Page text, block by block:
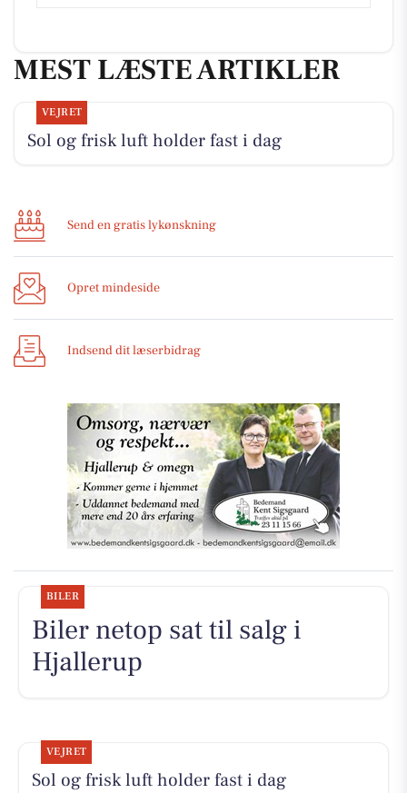
MEST LÆSTE ARTIKLER
VEJRET
Sol og frisk luft holder fast i dag
Send en gratis lykønskning
Opret mindeside
Indsend dit læserbidrag
BILER
Biler netop sat til salg i
Hjallerup
VEJRET
Sol og frisk luft holder fast i dag